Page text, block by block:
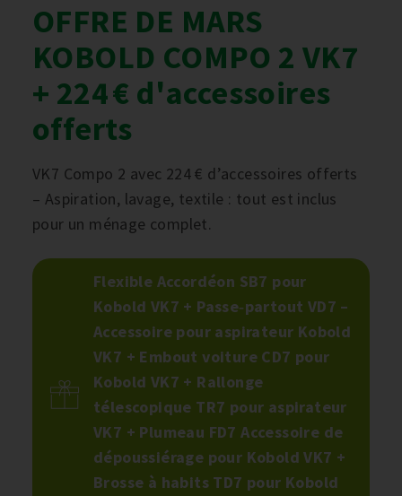
OFFRE DE MARS
KOBOLD COMPO 2 VK7
+ 224 € d'accessoires
offerts
VK7 Compo 2 avec 224 € d’accessoires offerts
– Aspiration, lavage, textile : tout est inclus
pour un ménage complet.
Flexible Accordéon SB7 pour
Kobold VK7 + Passe‑partout VD7 –
Accessoire pour aspirateur Kobold
VK7 + Embout voiture CD7 pour
Kobold VK7 + Rallonge
télescopique TR7 pour aspirateur
VK7 + Plumeau FD7 Accessoire de
dépoussiérage pour Kobold VK7 +
Brosse à habits TD7 pour Kobold